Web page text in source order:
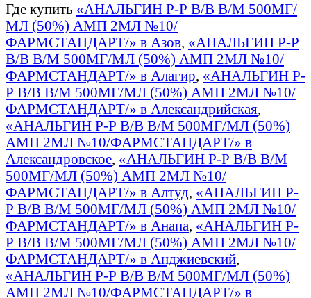
Где купить «АНАЛЬГИН Р-Р В/В В/М 500МГ/
МЛ (50%) АМП 2МЛ №10/
ФАРМСТАНДАРТ/» в Азов, «АНАЛЬГИН Р-Р
В/В В/М 500МГ/МЛ (50%) АМП 2МЛ №10/
ФАРМСТАНДАРТ/» в Алагир, «АНАЛЬГИН Р-
Р В/В В/М 500МГ/МЛ (50%) АМП 2МЛ №10/
ФАРМСТАНДАРТ/» в Александрийская,
«АНАЛЬГИН Р-Р В/В В/М 500МГ/МЛ (50%)
АМП 2МЛ №10/ФАРМСТАНДАРТ/» в
Александровское, «АНАЛЬГИН Р-Р В/В В/М
500МГ/МЛ (50%) АМП 2МЛ №10/
ФАРМСТАНДАРТ/» в Алтуд, «АНАЛЬГИН Р-
Р В/В В/М 500МГ/МЛ (50%) АМП 2МЛ №10/
ФАРМСТАНДАРТ/» в Анапа, «АНАЛЬГИН Р-
Р В/В В/М 500МГ/МЛ (50%) АМП 2МЛ №10/
ФАРМСТАНДАРТ/» в Анджиевский,
«АНАЛЬГИН Р-Р В/В В/М 500МГ/МЛ (50%)
АМП 2МЛ №10/ФАРМСТАНДАРТ/» в